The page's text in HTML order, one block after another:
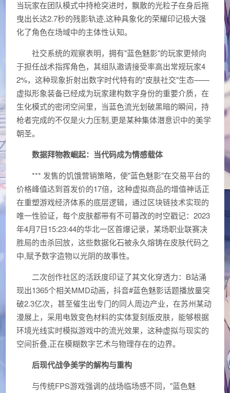
当玩家在团队模式中持枪突进时，飘散的光粒子在身后拖
曳出长达2.7秒的残影轨迹,这种具象化的荣耀印记极大强
化了角色在场域中的主体性认知。
社交系统的观察表明，拥有"蓝色魅影"的玩家更倾向
于担任战术指挥角色，其组队邀请接受率高出常规玩家4
2%，这种现象折射出数字时代特有的"皮肤社交"生态——
虚拟形象装备已经成为玩家建构数字身份的重要介质，在
生化模式的密闭空间里，当蓝色流光划破黑暗的瞬间，持
枪者完成的不仅是火力压制,更是某种集体潜意识中的美学
朝圣。
数据拜物教崛起：当代码成为情感载体
*** 发售的饥饿营销策略，使"蓝色魅影"在交易平台的
价格峰值达到首发价的17倍，这种虚拟商品的增值神话正
在重塑游戏经济体系的底层逻辑，通过区块链技术实现的
唯一性验证，每个皮肤都带有不可篡改的时空戳记：2023
年4月7日15:23:44的华北一区首爆记录，某场职业联赛决
胜局的击杀回放，这些数据化石被永久熔铸在皮肤代码之
中,赋予数字造物以光阴的故事性。
二次创作社区的活跃度印证了其文化穿透力：B站涌
现出1365个相关MMD动画，抖音#蓝色魅影话题播放量突
破2.3亿次，甚至催生出专门的同人周边产业，在苏州某动
漫展上，采用电致变色材料的实体复刻版皮肤，能够根据
环境光线实时模拟游戏中的流光效果，这种虚拟与现实的
空间折叠,正在模糊数字艺术与物理存在的边界。
后现代战争美学的解构与重构
与传统FPS游戏强调的战场临场感不同，"蓝色魅